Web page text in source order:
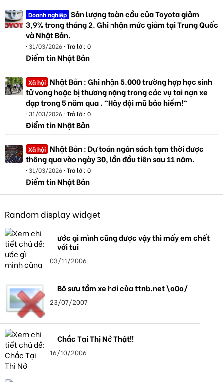
Doanh nghiệp Sản lượng toàn cầu của Toyota giảm
3,9% trong tháng 2. Ghi nhận mức giảm tại Trung Quốc
và Nhật Bản.
31/03/2026 Trả lời: 0
Điểm tin Nhật Bản
Xã hội Nhật Bản : Ghi nhận 5.000 trường hợp học sinh
tử vong hoặc bị thương nặng trong các vụ tai nạn xe
đạp trong 5 năm qua . "Hãy đội mũ bảo hiểm!"
31/03/2026 Trả lời: 0
Điểm tin Nhật Bản
Xã hội Nhật Bản : Dự toán ngân sách tạm thời được
thông qua vào ngày 30, lần đầu tiên sau 11 năm.
31/03/2026 Trả lời: 0
Điểm tin Nhật Bản
Random display widget
ước gì mình cũng được vậy thì mấy em chết
với tui
03/11/2006
Bộ sưu tầm xe hơi của ttnb.net \o0o/
23/07/2007
Chắc Tại Thị Nở Thật!!
16/10/2006